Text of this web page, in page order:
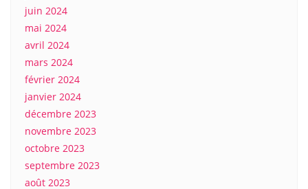
juin 2024
mai 2024
avril 2024
mars 2024
février 2024
janvier 2024
décembre 2023
novembre 2023
octobre 2023
septembre 2023
août 2023